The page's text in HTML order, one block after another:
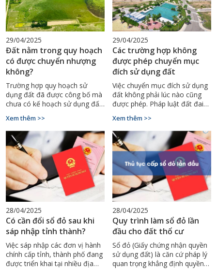
29/04/2025
Đất nằm trong quy hoạch
có được chuyển nhượng
không?
Trường hợp quy hoạch sử
dụng đất đã được công bố mà
chưa có kế hoạch sử dụng đất
người sử dụng đất được tiếp
tục sử dụng và được thực hiện
các quyền của người sử dụng
đất theo quy định của pháp
luật
Xem thêm >>
29/04/2025
Các trường hợp không
được phép chuyển mục
đích sử dụng đất
Việc chuyển mục đích sử dụng
đất không phải lúc nào cũng
được phép. Pháp luật đất đai
trường hợp không được phép
thực hiện chuyển mục đích,
nhằm đảm bảo quản lý đất đai
chặt chẽ, đúng quy hoạch và
sử dụng đất hợp lý. Trong bài
viết này, Đo Đạc Bình Thuận sẽ
cùng bạn tìm hiểu chi tiết các
trường hợp không được phép
chuyển mục đích sử dụng đất
hành.
Xem thêm >>
28/04/2025
Có cần đổi sổ đỏ sau khi
sáp nhập tỉnh thành?
Việc sáp nhập các đơn vị hành
chính cấp tỉnh, thành phố đang
được triển khai tại nhiều địa
28/04/2025
Quy trình làm sổ đỏ lần
đầu cho đất thổ cư
Sổ đỏ (Giấy chứng nhận quyền
sử dụng đất) là căn cứ pháp lý
quan trọng khẳng định quyền